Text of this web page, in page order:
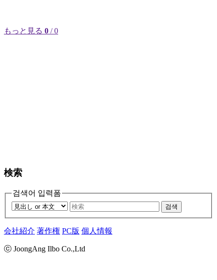
もっと見る 0 / 0
検索
검색어 입력폼
검색
会社紹介 著作権 PC版 個人情報
ⓒ JoongAng Ilbo Co.,Ltd